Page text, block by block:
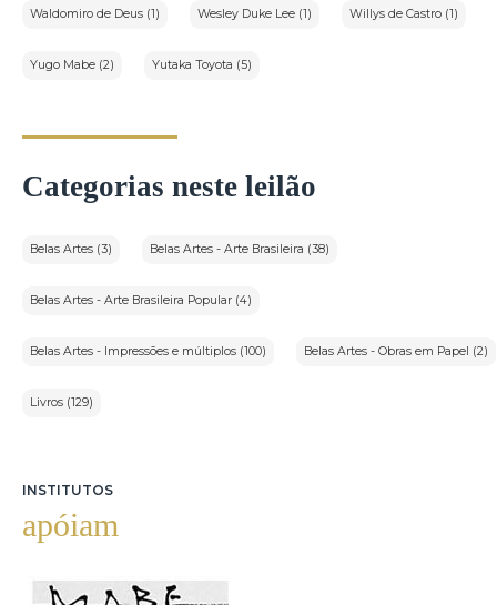
Waldomiro de Deus (1) Wesley Duke Lee (1) Willys de Castro (1)
Yugo Mabe (2) Yutaka Toyota (5)
Categorias neste leilão
Belas Artes (3) Belas Artes - Arte Brasileira (38)
Belas Artes - Arte Brasileira Popular (4)
Belas Artes - Impressões e múltiplos (100) Belas Artes - Obras em Papel (2)
Livros (129)
INSTITUTOS
apóiam